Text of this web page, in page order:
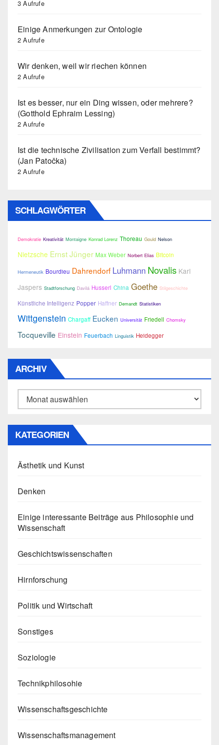
3 Aufrufe
Einige Anmerkungen zur Ontologie
2 Aufrufe
Wir denken, weil wir riechen können
2 Aufrufe
Ist es besser, nur ein Ding wissen, oder mehrere?
(Gotthold Ephraim Lessing)
2 Aufrufe
Ist die technische Zivilisation zum Verfall bestimmt?
(Jan Patočka)
2 Aufrufe
SCHLAGWÖRTER
Demokratie Kreativität Montaigne Konrad Lorenz Thoreau Gould Nelson
Nietzsche Ernst Jünger Max Weber Norbert Elias Bitcoin
Hermeneutik Bourdieu Dahrendorf Luhmann Novalis Karl
Jaspers Stadtforschung Davilá Husserl China Goethe Stilgeschichte
Künstliche Intelligenz Popper Haffner Demandt Statistiken
Wittgenstein Chargaff Eucken Universität Friedell Chomsky
Tocqueville Einstein Feuerbach Linguistik Heidegger
ARCHIV
Archiv
KATEGORIEN
Ästhetik und Kunst
Denken
Einige interessante Beiträge aus Philosophie und
Wissenschaft
Geschichtswissenschaften
Hirnforschung
Politik und Wirtschaft
Sonstiges
Soziologie
Technikphilosohie
Wissenschaftsgeschichte
Wissenschaftsmanagement